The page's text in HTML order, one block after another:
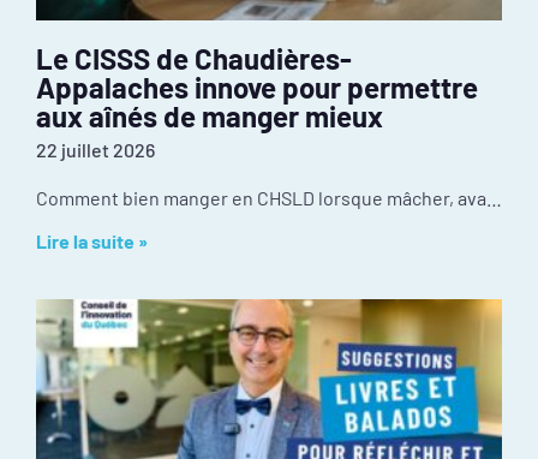
Le CISSS de Chaudières-
Appalaches innove pour permettre
aux aînés de manger mieux
22 juillet 2026
Lire la suite »